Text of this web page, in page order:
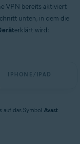
VPN bereits aktiviert
unten, in dem die
erklärt wird:
IPHONE/IPAD
auf das Symbol Avast